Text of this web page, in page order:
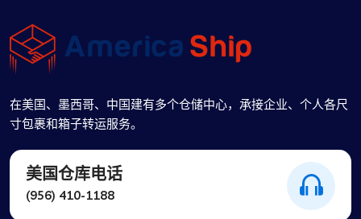
在美国、墨西哥、中国建有多个仓储中心，承接企业、个人各尺
寸包裹和箱子转运服务。
美国仓库电话
(956) 410-1188